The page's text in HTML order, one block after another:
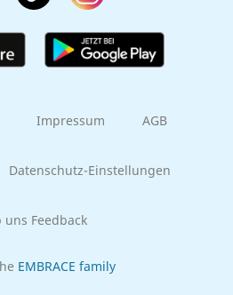
Impressum AGB
Datenschutz-Einstellungen
uns Feedback
EMBRACE family